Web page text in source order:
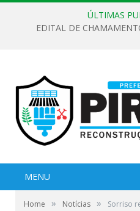
ÚLTIMAS
EDITAL DE
MENU
Home » Notícias » Sorriso